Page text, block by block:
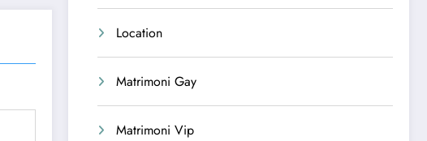
Location
Matrimoni Gay
Matrimoni Vip